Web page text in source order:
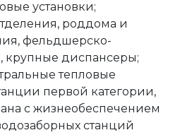
установки;
роддома и
фельдшерско-
крупные диспансеры;
тепловые
первой категории,
с жизнеобеспечением
станций